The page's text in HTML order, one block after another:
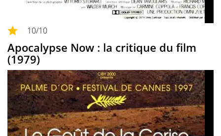
10/10
Apocalypse Now : la critique du film
(1979)